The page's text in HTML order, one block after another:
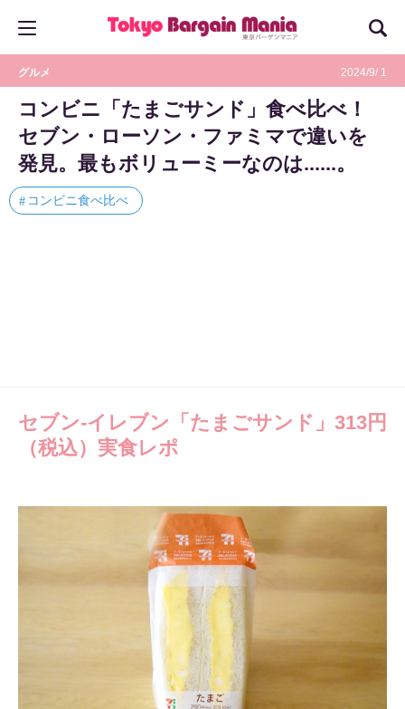
グルメ 2024/9/ 1
コンビニ「たまごサンド」食べ比べ！
セブン・ローソン・ファミマで違いを
発見。最もボリューミーなのは......。
コンビニ食べ比べ
セブン-イレブン「たまごサンド」313円
（税込）実食レポ